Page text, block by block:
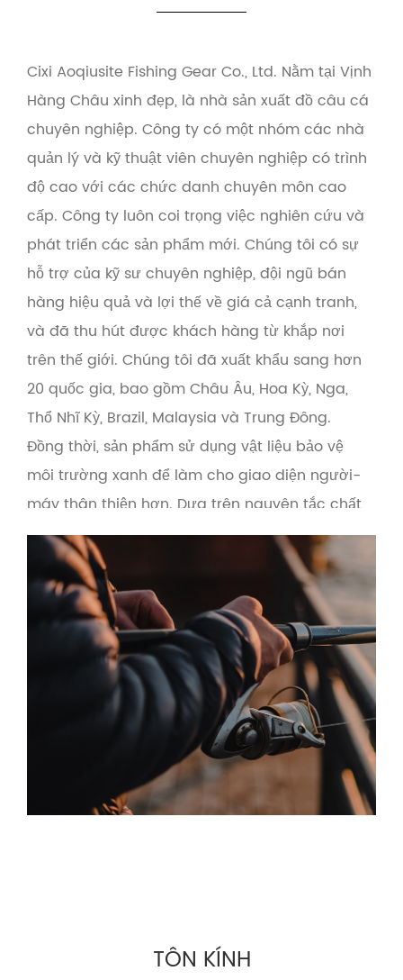
Cixi Aoqiusite Fishing Gear Co., Ltd. Nằm tại Vịnh
Hàng Châu xinh đẹp, là nhà sản xuất đồ câu cá
chuyên nghiệp. Công ty có một nhóm các nhà
quản lý và kỹ thuật viên chuyên nghiệp có trình
độ cao với các chức danh chuyên môn cao
cấp. Công ty luôn coi trọng việc nghiên cứu và
phát triển các sản phẩm mới. Chúng tôi có sự
hỗ trợ của kỹ sư chuyên nghiệp, đội ngũ bán
hàng hiệu quả và lợi thế về giá cả cạnh tranh,
và đã thu hút được khách hàng từ khắp nơi
trên thế giới. Chúng tôi đã xuất khẩu sang hơn
20 quốc gia, bao gồm Châu Âu, Hoa Kỳ, Nga,
Thổ Nhĩ Kỳ, Brazil, Malaysia và Trung Đông.
Đồng thời, sản phẩm sử dụng vật liệu bảo vệ
môi trường xanh để làm cho giao diện người-
máy thân thiện hơn. Dựa trên nguyên tắc chất
lượng là trên hết và dịch vụ là trên hết, công ty
cung cấp dịch vụ OEM và bán buôn cho các
nhà cung cấp đồ câu cá, thương mại điện tử
đồ câu cá và các nhà sản xuất đồ câu cá
xuyên biên giới.
TÔN KÍNH